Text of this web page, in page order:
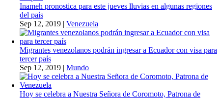
Inameh pronostica para este jueves lluvias en algunas regiones
del país
Sep 12, 2019 | Venezuela
Migrantes venezolanos podrán ingresar a Ecuador con visa para
tercer país
Sep 12, 2019 | Mundo
Hoy se celebra a Nuestra Señora de Coromoto, Patrona de